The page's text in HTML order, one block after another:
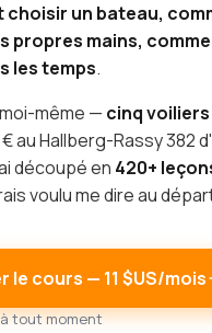
choisir un bateau,
propres mains,
les temps.
même — cinq voiliers
au Hallberg-Rassy 382
découpé en 420+
voulu me dire au
le cours — 11 $US/mois
tout moment